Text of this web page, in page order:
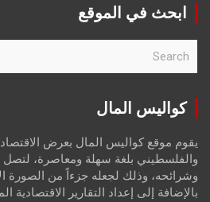
ابحث في الموقع
r
كواليس المال
يقوم موقع كواليس المال بعرض
والفلسطيني بلغة سهلة ومعاصرة، لتصل
وشرائحه، وذلك لجعله جزءاً من الصورة
بالإضافة إلى إعداد التقارير